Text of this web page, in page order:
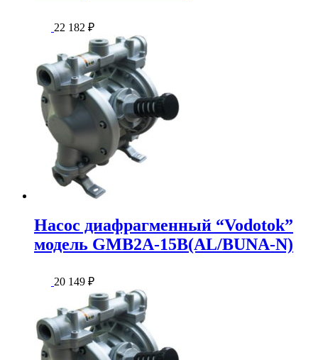
22 182 ₽
Насос диафрагменный “Vodotok”
модель GMB2A-15B(AL/BUNA-N)
20 149 ₽